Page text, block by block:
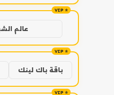
عالم
باقة باك لينك